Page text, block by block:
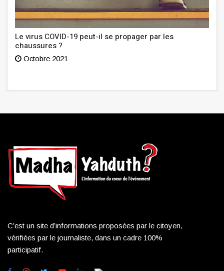
Le virus COVID-19 peut-il se propager par les
chaussures ?
Octobre 2021
C’est un site d’informations proposées par le citoyen,
vérifiées par le journaliste, dans un cadre 100%
participatif.